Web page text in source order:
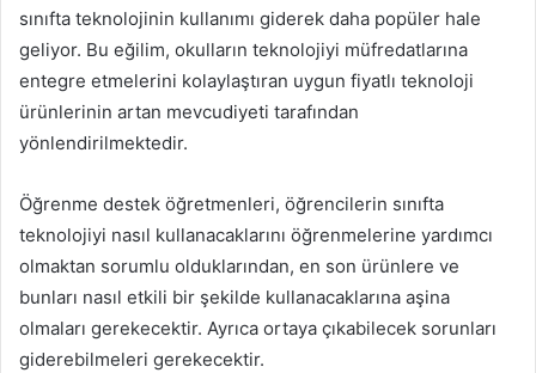
sınıfta teknolojinin kullanımı giderek daha popüler hale
geliyor. Bu eğilim, okulların teknolojiyi müfredatlarına
entegre etmelerini kolaylaştıran uygun fiyatlı teknoloji
ürünlerinin artan mevcudiyeti tarafından
yönlendirilmektedir.
Öğrenme destek öğretmenleri, öğrencilerin sınıfta
teknolojiyi nasıl kullanacaklarını öğrenmelerine yardımcı
olmaktan sorumlu olduklarından, en son ürünlere ve
bunları nasıl etkili bir şekilde kullanacaklarına aşina
olmaları gerekecektir. Ayrıca ortaya çıkabilecek sorunları
giderebilmeleri gerekecektir.